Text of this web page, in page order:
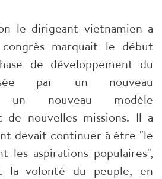
le dirigeant vietnamien a
marquait le début
de développement du
par un nouveau
un nouveau modèle
de nouvelles missions. Il a
devait continuer à être "le
les aspirations populaires",
la volonté du peuple, en